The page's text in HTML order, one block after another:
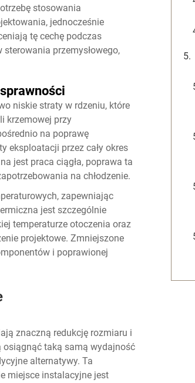
stosowania
jednocześnie
tę cechę podczas
przemysłowego,
niskie straty w rdzeniu, które
krzemowej przy
na poprawę
eksploatacji przez cały okres
jest praca ciągła, poprawa ta
na chłodzenie.
zapewniając
jest szczególnie
temperaturze otoczenia oraz
projektowe. Zmniejszone
i poprawionej
znaczną redukcję rozmiaru i
taką samą wydajność
alternatywy. Ta
miejsce instalacyjne jest